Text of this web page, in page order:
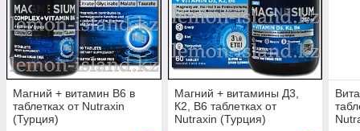
Магний + витамин B6 в
таблетках от Nutraxin
(Турция)
Магний + витамины Д3,
К2, В6 таблетках от
Nutraxin (Турция)